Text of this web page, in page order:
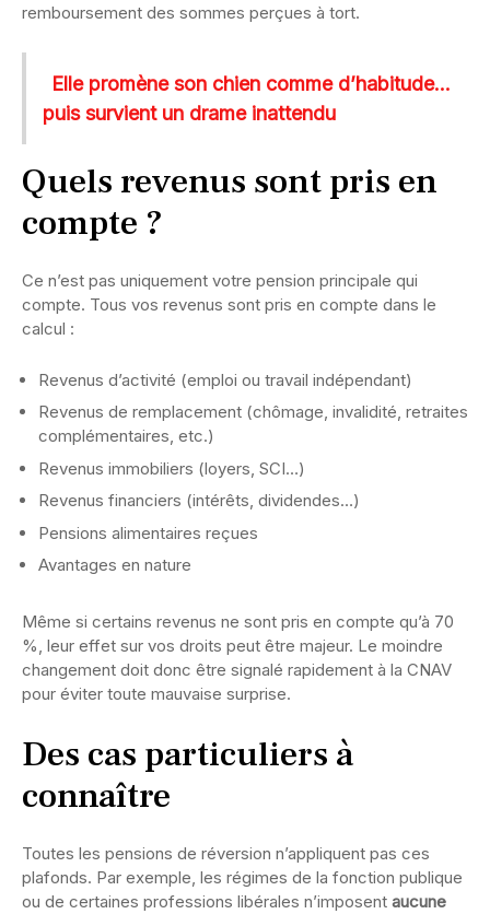
remboursement des sommes perçues à tort.
Elle promène son chien comme d’habitude...
puis survient un drame inattendu
Quels revenus sont pris en
compte ?
Ce n’est pas uniquement votre pension principale qui
compte. Tous vos revenus sont pris en compte dans le
calcul :
Revenus d’activité (emploi ou travail indépendant)
Revenus de remplacement (chômage, invalidité, retraites
complémentaires, etc.)
Revenus immobiliers (loyers, SCI…)
Revenus financiers (intérêts, dividendes…)
Pensions alimentaires reçues
Avantages en nature
Même si certains revenus ne sont pris en compte qu’à 70
%, leur effet sur vos droits peut être majeur. Le moindre
changement doit donc être signalé rapidement à la CNAV
pour éviter toute mauvaise surprise.
Des cas particuliers à
connaître
Toutes les pensions de réversion n’appliquent pas ces
plafonds. Par exemple, les régimes de la fonction publique
ou de certaines professions libérales n’imposent aucune